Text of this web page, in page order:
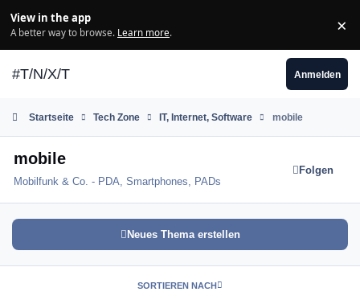
View in the app
A better way to browse. Learn more. ×
#T/N/X/T Anmelden
Startseite Tech Zone IT, Internet, Software mobile
mobile
Mobilfunk & Co. - PDA, Smartphones, PADs
Folgen
Neues Thema erstellen
SORTIEREN NACH